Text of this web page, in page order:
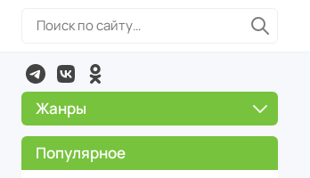
Жанры
Популярное